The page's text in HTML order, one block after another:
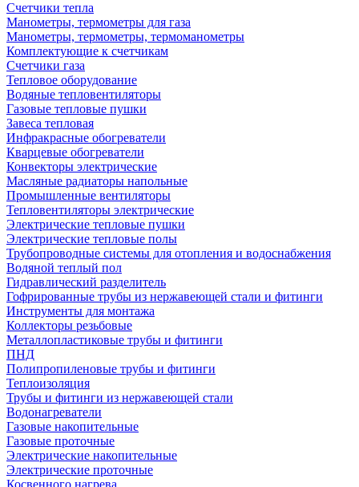
Счетчики тепла
Манометры, термометры для газа
Манометры, термометры, термоманометры
Комплектующие к счетчикам
Счетчики газа
Тепловое оборудование
Водяные тепловентиляторы
Газовые тепловые пушки
Завеса тепловая
Инфракрасные обогреватели
Кварцевые обогреватели
Конвекторы электрические
Масляные радиаторы напольные
Промышленные вентиляторы
Тепловентиляторы электрические
Электрические тепловые пушки
Электрические тепловые полы
Трубопроводные системы для отопления и водоснабжения
Водяной теплый пол
Гидравлический разделитель
Гофрированные трубы из нержавеющей стали и фитинги
Инструменты для монтажа
Коллекторы резьбовые
Металлопластиковые трубы и фитинги
ПНД
Полипропиленовые трубы и фитинги
Теплоизоляция
Трубы и фитинги из нержавеющей стали
Водонагреватели
Газовые накопительные
Газовые проточные
Электрические накопительные
Электрические проточные
Косвенного нагрева